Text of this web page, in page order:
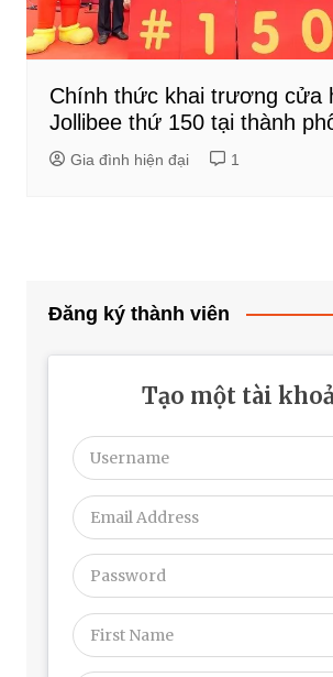
Chính thức khai trương cửa
Jollibee thứ 150 tại thành
Gia đình hiện đại 1
Đăng ký thành viên
Tạo một tài